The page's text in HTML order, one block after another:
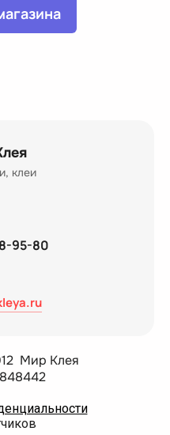
клеи
95-80
Мир Клея